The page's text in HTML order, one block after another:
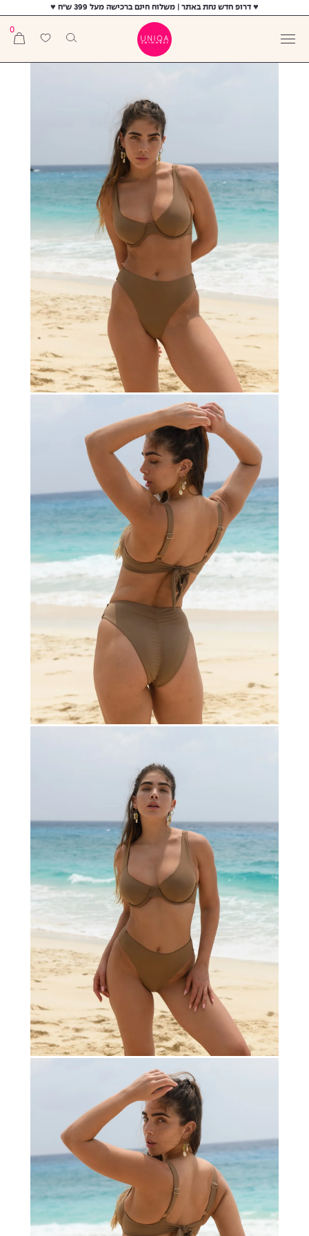
♥ דרופ חדש נחת באתר | משלוח חינם ברכישה מעל 399 ש"ח ♥
0